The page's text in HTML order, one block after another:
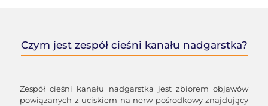
Czym jest zespół cieśni kanału nadgarstka?
Zespół cieśni kanału nadgarstka jest zbiorem objawów
powiązanych z uciskiem na nerw pośrodkowy znajdujący